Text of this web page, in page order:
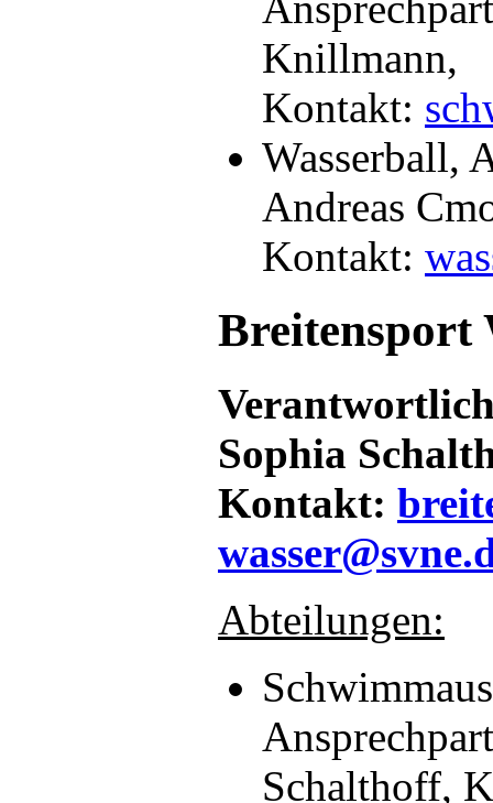
Knillmann,
Kontakt:
Wasserball,
Andreas
Kontakt:
Breitensport
Sophia
Kontakt:
Abteilungen:
Schalthoff,